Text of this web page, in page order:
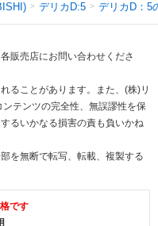
デリカD:5 デリカD：5
販売店にお問い合わせくださ
ることがあります。また、(株)リ
テンツの完全性、無誤謬性を保
るいかなる損害の責も負いかね
を無断で転写、転載、複製する
です